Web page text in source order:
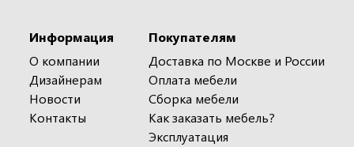
Информация
О компании
Дизайнерам
Новости
Контакты
Покупателям
Доставка по Москве и России
Оплата мебели
Сборка мебели
Как заказать мебель?
Эксплуатация